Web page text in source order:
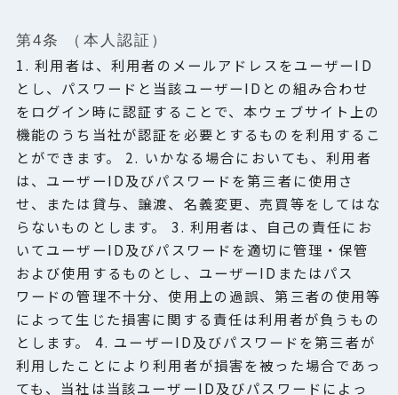
第4条 （本人認証）
1. 利用者は、利用者のメールアドレスをユーザーID
とし、パスワードと当該ユーザーIDとの組み合わせ
をログイン時に認証することで、本ウェブサイト上の
機能のうち当社が認証を必要とするものを利用するこ
とができます。 2. いかなる場合においても、利用者
は、ユーザーID及びパスワードを第三者に使用さ
せ、または貸与、譲渡、名義変更、売買等をしてはな
らないものとします。 3. 利用者は、自己の責任にお
いてユーザーID及びパスワードを適切に管理・保管
および使用するものとし、ユーザーIDまたはパス
ワードの管理不十分、使用上の過誤、第三者の使用等
によって生じた損害に関する責任は利用者が負うもの
とします。 4. ユーザーID及びパスワードを第三者が
利用したことにより利用者が損害を被った場合であっ
ても、当社は当該ユーザーID及びパスワードによっ